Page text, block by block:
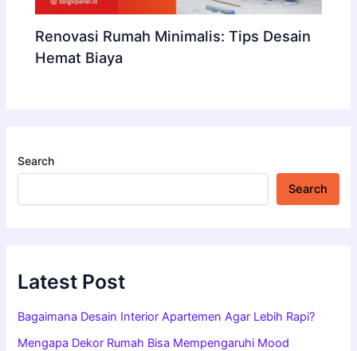
Renovasi Rumah Minimalis: Tips Desain
Hemat Biaya
Search
Search
Latest Post
Bagaimana Desain Interior Apartemen Agar Lebih Rapi?
Mengapa Dekor Rumah Bisa Mempengaruhi Mood